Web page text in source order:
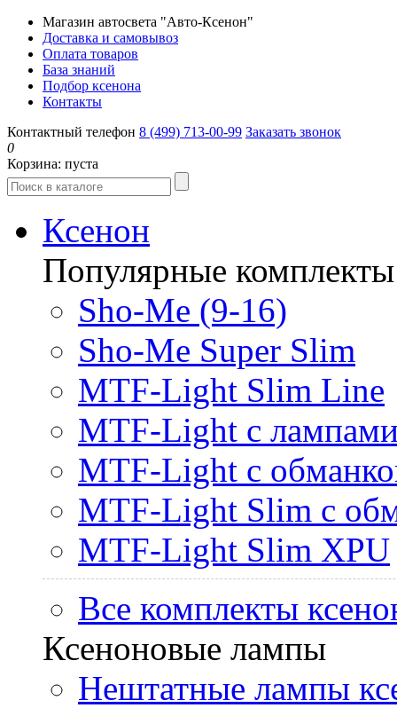
Магазин автосвета "Авто-Ксенон"
Доставка и самовывоз
Оплата товаров
База знаний
Подбор ксенона
Контакты
Контактный телефон 8 (499) 713-00-99 Заказать звонок
0
Корзина: пуста
Ксенон
Популярные комплекты
Sho-Me (9-16)
Sho-Me Super Slim
MTF-Light Slim Line
MTF-Light с
MTF-Light с
MTF-Light Slim с
MTF-Light Slim XPU
Все комплекты
Ксеноновые лампы
Нештатные лампы